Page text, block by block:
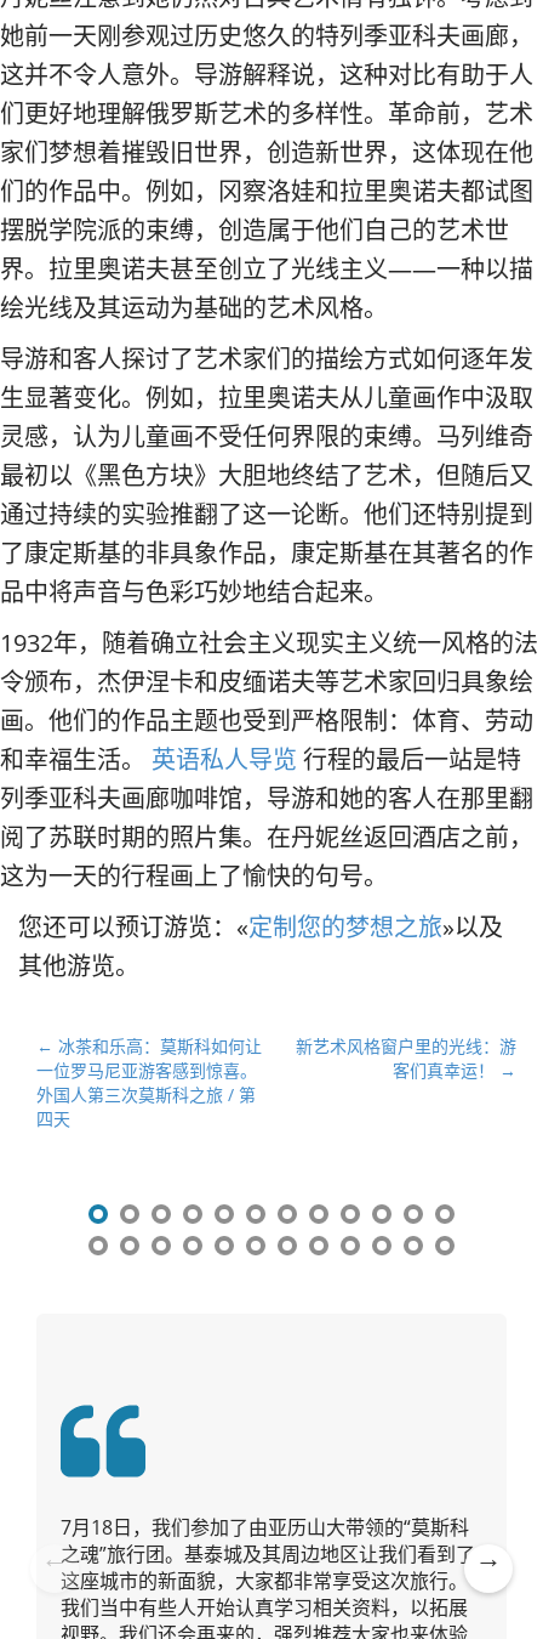
她前一天刚参观过历史悠久的特列季亚科夫画廊，
这并不令人意外。导游解释说，这种对比有助于人
们更好地理解俄罗斯艺术的多样性。革命前，艺术
家们梦想着摧毁旧世界，创造新世界，这体现在他
们的作品中。例如，冈察洛娃和拉里奥诺夫都试图
摆脱学院派的束缚，创造属于他们自己的艺术世
界。拉里奥诺夫甚至创立了光线主义——一种以描
绘光线及其运动为基础的艺术风格。
导游和客人探讨了艺术家们的描绘方式如何逐年发
生显著变化。例如，拉里奥诺夫从儿童画作中汲取
灵感，认为儿童画不受任何界限的束缚。马列维奇
最初以《黑色方块》大胆地终结了艺术，但随后又
通过持续的实验推翻了这一论断。他们还特别提到
了康定斯基的非具象作品，康定斯基在其著名的作
品中将声音与色彩巧妙地结合起来。
1932年，随着确立社会主义现实主义统一风格的法
令颁布，杰伊涅卡和皮缅诺夫等艺术家回归具象绘
画。他们的作品主题也受到严格限制：体育、劳动
和幸福生活。 英语私人导览 行程的最后一站是特
列季亚科夫画廊咖啡馆，导游和她的客人在那里翻
阅了苏联时期的照片集。在丹妮丝返回酒店之前，
这为一天的行程画上了愉快的句号。
您还可以预订游览：«定制您的梦想之旅»以及
其他游览。
文
章
导
← 冰茶和乐高：莫斯科如何让
一位罗马尼亚游客感到惊喜。
外国人第三次莫斯科之旅 / 第
四天
新艺术风格窗户里的光线：游
客们真幸运！ →
Pre
vio
7月18日，我们参加了由亚历山大带领的“莫斯科
之魂”旅行团。基泰城及其周边地区让我们看到了
这座城市的新面貌，大家都非常享受这次旅行。
我们当中有些人开始认真学习相关资料，以拓展
Ne